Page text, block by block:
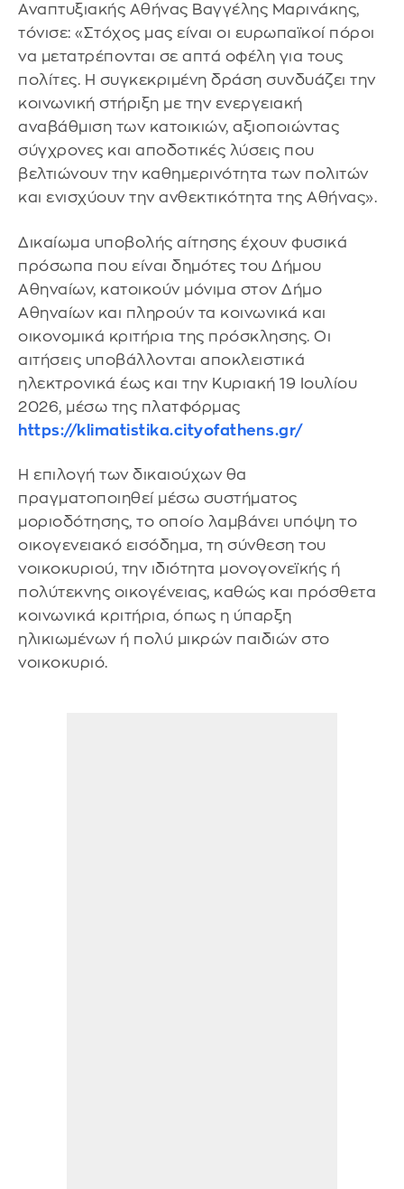
Αναπτυξιακής Αθήνας Βαγγέλης Μαρινάκης,
τόνισε: «Στόχος μας είναι οι ευρωπαϊκοί πόροι
να μετατρέπονται σε απτά οφέλη για τους
πολίτες. Η συγκεκριμένη δράση συνδυάζει την
κοινωνική στήριξη με την ενεργειακή
αναβάθμιση των κατοικιών, αξιοποιώντας
σύγχρονες και αποδοτικές λύσεις που
βελτιώνουν την καθημερινότητα των πολιτών
και ενισχύουν την ανθεκτικότητα της Αθήνας».
Δικαίωμα υποβολής αίτησης έχουν φυσικά
πρόσωπα που είναι δημότες του Δήμου
Αθηναίων, κατοικούν μόνιμα στον Δήμο
Αθηναίων και πληρούν τα κοινωνικά και
οικονομικά κριτήρια της πρόσκλησης. Οι
αιτήσεις υποβάλλονται αποκλειστικά
ηλεκτρονικά έως και την Κυριακή 19 Ιουλίου
2026, μέσω της πλατφόρμας
https://klimatistika.cityofathens.gr/
Η επιλογή των δικαιούχων θα
πραγματοποιηθεί μέσω συστήματος
μοριοδότησης, το οποίο λαμβάνει υπόψη το
οικογενειακό εισόδημα, τη σύνθεση του
νοικοκυριού, την ιδιότητα μονογονεϊκής ή
πολύτεκνης οικογένειας, καθώς και πρόσθετα
κοινωνικά κριτήρια, όπως η ύπαρξη
ηλικιωμένων ή πολύ μικρών παιδιών στο
νοικοκυριό.